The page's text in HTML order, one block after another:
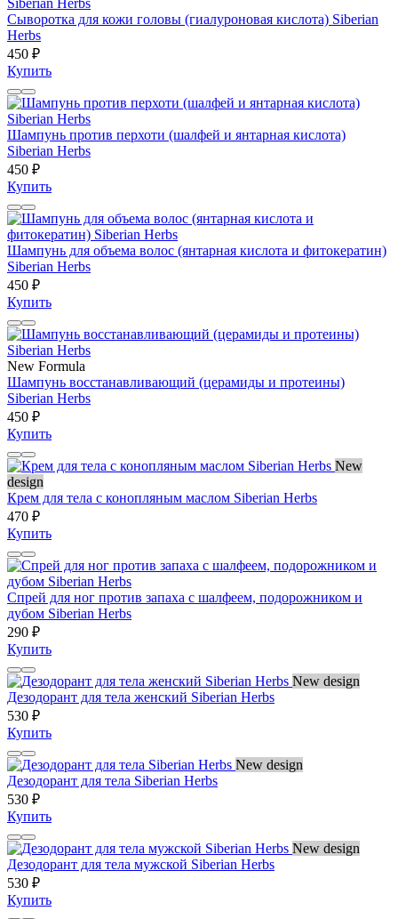
Сыворотка для кожи головы (гиалуроновая кислота) Siberian
Herbs
450 ₽
Купить
Шампунь против перхоти (шалфей и янтарная кислота)
Siberian Herbs
450 ₽
Купить
Шампунь для объема волос (янтарная кислота и фитокератин)
Siberian Herbs
450 ₽
Купить
New Formula
Шампунь восстанавливающий (церамиды и протеины)
Siberian Herbs
450 ₽
Купить
New
design
Крем для тела с конопляным маслом Siberian Herbs
470 ₽
Купить
Спрей для ног против запаха с шалфеем, подорожником и
дубом Siberian Herbs
290 ₽
Купить
New design
Дезодорант для тела женский Siberian Herbs
530 ₽
Купить
New design
Дезодорант для тела Siberian Herbs
530 ₽
Купить
New design
Дезодорант для тела мужской Siberian Herbs
530 ₽
Купить